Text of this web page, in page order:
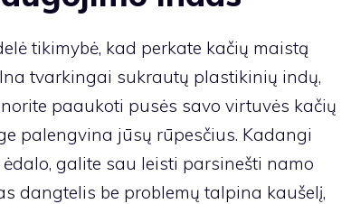
tikimybė, kad perkate kačių maistą
tvarkingai sukrautų plastikinių indų,
paaukoti pusės savo virtuvės kačių
palengvina jūsų rūpesčius. Kadangi
galite sau leisti parsinešti namo
dangtelis be problemų talpina kaušelį,